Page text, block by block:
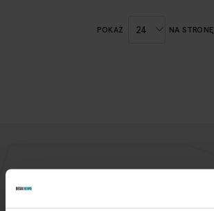
POKAŻ NA STRONĘ
NEWSLETTER